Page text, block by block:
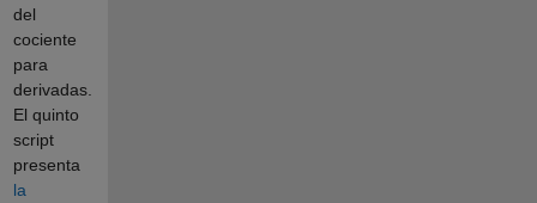
del
cociente
para
derivadas.
El quinto
script
presenta
la